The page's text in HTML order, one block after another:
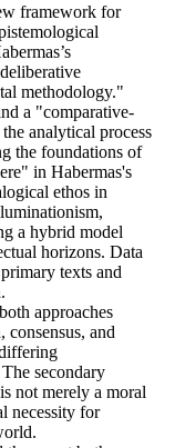
framework for
methodology."
a "comparative-
analytical process
the foundations of
in Habermas's
ethos in
a hybrid model
horizons. Data
texts and
approaches
and
secondary
not merely a moral
necessity for